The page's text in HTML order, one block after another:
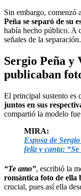
Sin embargo, comenzó
Peña se separó de su
había hecho público. A
señales de la separación.
Sergio Peña y
publicaban
El principal sustento es
juntos en sus
compartió la modelo
MIRA:
Esposa de
feliz y canta:
“Te amo”, escribió la
romántica foto de ella
crucial, pues así ella